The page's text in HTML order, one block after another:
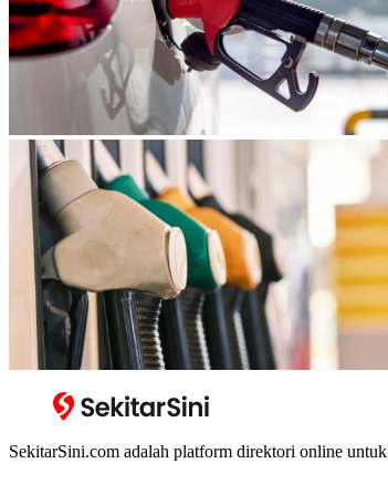
SekitarSini.com adalah platform direktori online